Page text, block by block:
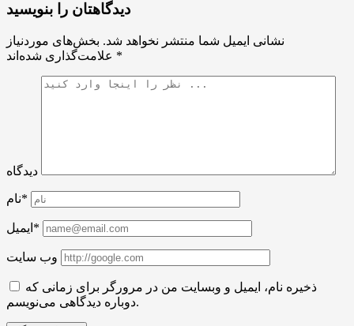
دیدگاهتان را بنویسید
نشانی ایمیل شما منتشر نخواهد شد. بخش‌های موردنیاز
*
دیدگاه
نام*
ایمیل*
وب سایت
ذخیره نام، ایمیل و وبسایت من در مرورگر برای زمانی که
دوباره دیدگاهی می‌نویسم.